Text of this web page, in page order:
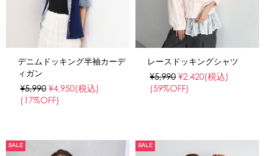
デニムドッキング半袖カーデ
ィガン
¥5,990 ¥4,950(税込)
(17%OFF)
レースドッキングシャツ
¥5,990 ¥2,420(税込)
(59%OFF)
SALE SALE